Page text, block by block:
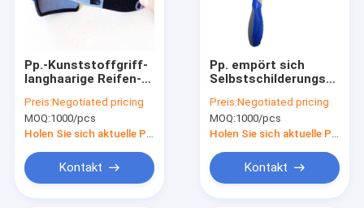
Pp.-Kunststoffgriff-
langhaarige Reifen-
Preis:Negotiated pricing
MOQ:1000/pcs
Holen Sie sich aktuelle Preis
Kontakt
Pp. empört sich
Reinigungswerkzeug
Preis:Negotiated pricing
MOQ:1000/pcs
Holen Sie sich aktuelle Preis
Kontakt